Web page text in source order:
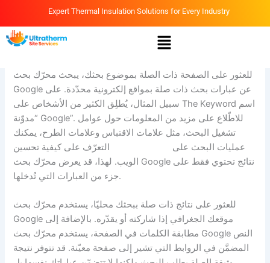
content
Expert Thermal Insulation Solutions for Every Industry
Menu
للعثور على الصفحة ذات الصلة بموضوع بحثك، يبحث محرّك بحث
Google عن عبارات بحث ذات صلة بمواقع إلكترونية محدّدة. على
سبيل المثال، يُطلِق الكثير من الأشخاص على The Keyword اسم
“مدوّنة Google”. للاطّلاع على مزيد من المعلومات حول عوامل
تشغيل البحث، مثل علامات الاقتباس وعلامات الطرح، يمكنك
الويب. لهذا، قد يعرض محرّك بحث Google نتائج تحتوي فقط على
جزء من العبارات التي تُدخلها.
للعثور على نتائج ذات صلة ببحثك محليًا، يستخدم محرّك بحث
Google موقعك الجغرافي إذا شاركته أو يقدّره. بالإضافة إلى
مطابقة الكلمات في الصفحة، يستخدم محرّك بحث Google النص
المضمَّن في الروابط التي تشير إلى صفحة معيّنة. قد تتوفر نتيجة